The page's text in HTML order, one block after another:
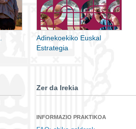
Adinekoekiko Euskal
Estrategia
Zer da Irekia
INFORMAZIO PRAKTIKOA